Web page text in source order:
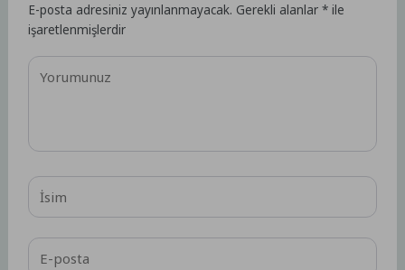
E-posta adresiniz yayınlanmayacak. Gerekli alanlar* ile
işaretlenmişlerdir